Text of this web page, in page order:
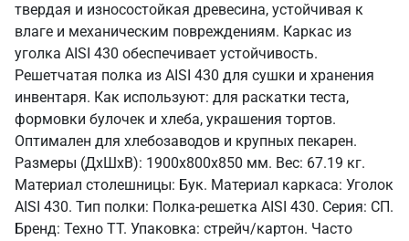
твердая и износостойкая древесина, устойчивая к
влаге и механическим повреждениям. Каркас из
уголка AISI 430 обеспечивает устойчивость.
Решетчатая полка из AISI 430 для сушки и хранения
инвентаря. Как используют: для раскатки теста,
формовки булочек и хлеба, украшения тортов.
Оптимален для хлебозаводов и крупных пекарен.
Размеры (ДхШхВ): 1900x800x850 мм. Вес: 67.19 кг.
Материал столешницы: Бук. Материал каркаса: Уголок
AISI 430. Тип полки: Полка-решетка AISI 430. Серия: СП.
Бренд: Техно ТТ. Упаковка: стрейч/картон. Часто